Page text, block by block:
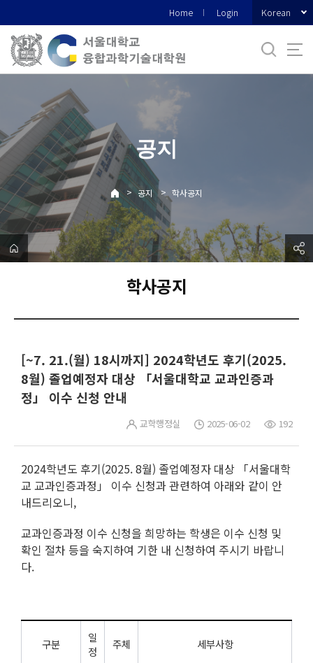
로
메
Home Login Korean
공지
> 공지 > 학사공지
학사공지
[~7. 21.(월) 18시까지] 2024학년도 후기(2025.
8월) 졸업예정자 대상 「서울대학교 교과인증과
정」 이수 신청 안내
교학행정실 2025-06-02 192
2024학년도 후기(2025. 8월) 졸업예정자 대상 「서울대학
교 교과인증과정」 이수 신청과 관련하여 아래와 같이 안
내드리오니,
교과인증과정 이수 신청을 희망하는 학생은 이수 신청 및
확인 절차 등을 숙지하여 기한 내 신청하여 주시기 바랍니
다.
구분
일
정
주체 세부사항